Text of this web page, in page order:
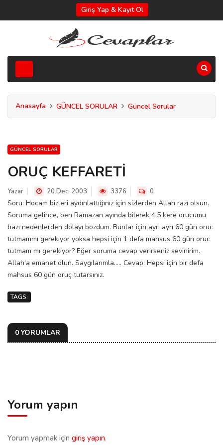
Giriş Yap & Kayıt Ol
Anasayfa GÜNCEL SORULAR Güncel Sorular
GÜNCEL SORULAR
ORUÇ KEFFARETİ
Yazar 20 Dec, 2003 3376 0
Soru: Hocam bizleri aydınlattığınız için sizlerden Allah razı olsun.
Soruma gelince, ben Ramazan ayında bilerek 4,5 kere orucumu
bazı nedenlerden dolayı bozdum. Bunlar için ayrı ayrı 60 gün oruc
tutmammı gerekiyor yoksa hepsi için 1 defa mahsus 60 gün oruc
tutmam mı gerekiyor? Eğer soruma cevap verirseniz sevinirim.
Allah'a emanet olun. Saygılarımla..... Cevap: Hepsi için bir defa
mahsus 60 gün oruç tutarsınız.
TAGS:
0 YORUMLAR
Yorum yapın
Yorum yapmak için giriş yapın.